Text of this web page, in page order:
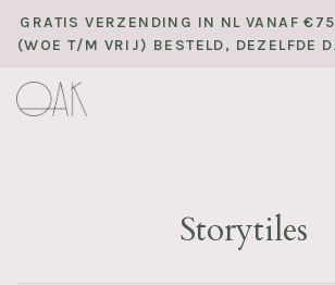
GRATIS VERZENDING IN NL VANAF
(WOE T/M VRIJ) BESTELD, DEZELFDE
Storytiles